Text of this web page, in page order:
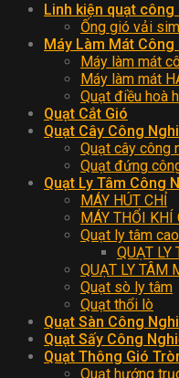
Linh kiện quạt công
Ống gió vải
Máy Làm Mát Công
Máy làm mát
Máy làm mát
Quạt điều hoà
Quạt Cắt Gió
Quạt Cây Công
Quạt cây công
Quạt đứng
Quạt Ly Tâm Công
MÁY HÚT CHỈ
MÁY THỔI KHÍ
Quạt ly tâm
QUẠT LY
QUẠT LY TÂM
Quạt sò ly tâm
Quạt thổi lò
Quạt Sàn Công
Quạt Sấy Công
Quạt Thông Gió
Quạt hướng